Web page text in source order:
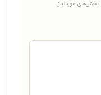
بخش‌های موردنیاز